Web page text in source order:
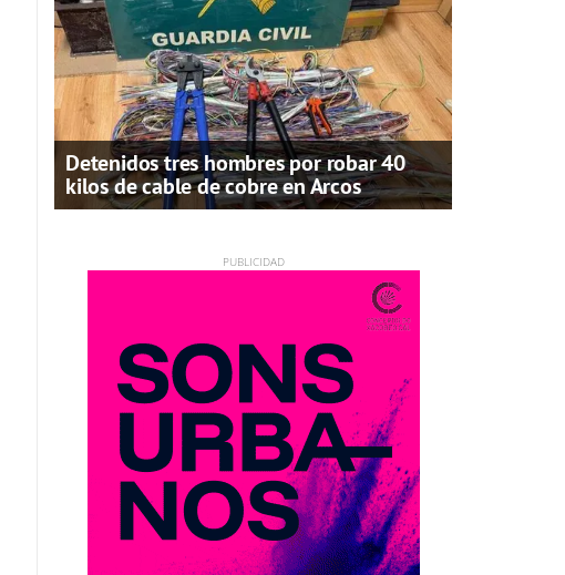
Detenidos tres hombres por robar 40
kilos de cable de cobre en Arcos